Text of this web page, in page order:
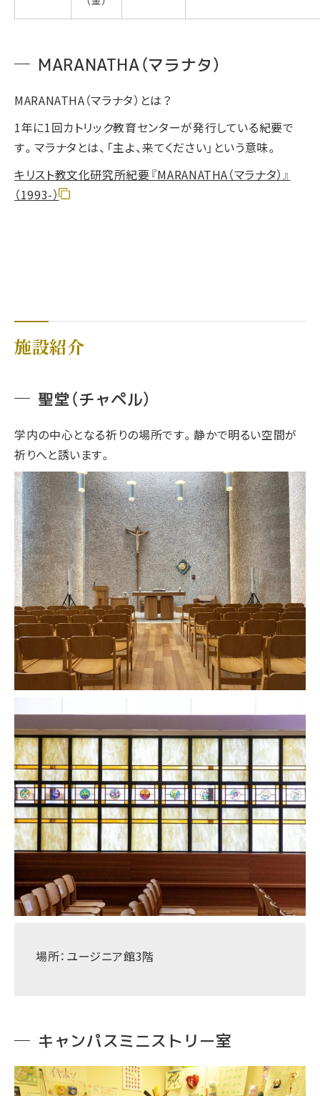
MARANATHA（マラナタ）
MARANATHA（マラナタ）とは？
1年に1回カトリック教育センターが発行している紀要で
す。マラナタとは、「主よ、来てください」という意味。
キリスト教文化研究所紀要『MARANATHA（マラナタ）』
（1993-）
施設紹介
聖堂（チャペル）
学内の中心となる祈りの場所です。静かで明るい空間が
祈りへと誘います。
場所：ユージニア館3階
キャンパスミニストリー室